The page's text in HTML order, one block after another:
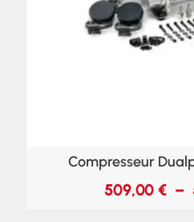
Compresseur
509,00 € –